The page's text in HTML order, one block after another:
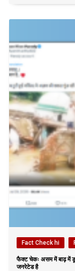
Fact Check hi
फैक्ट चेकः असम में बाढ़ में
जनरेटेड है